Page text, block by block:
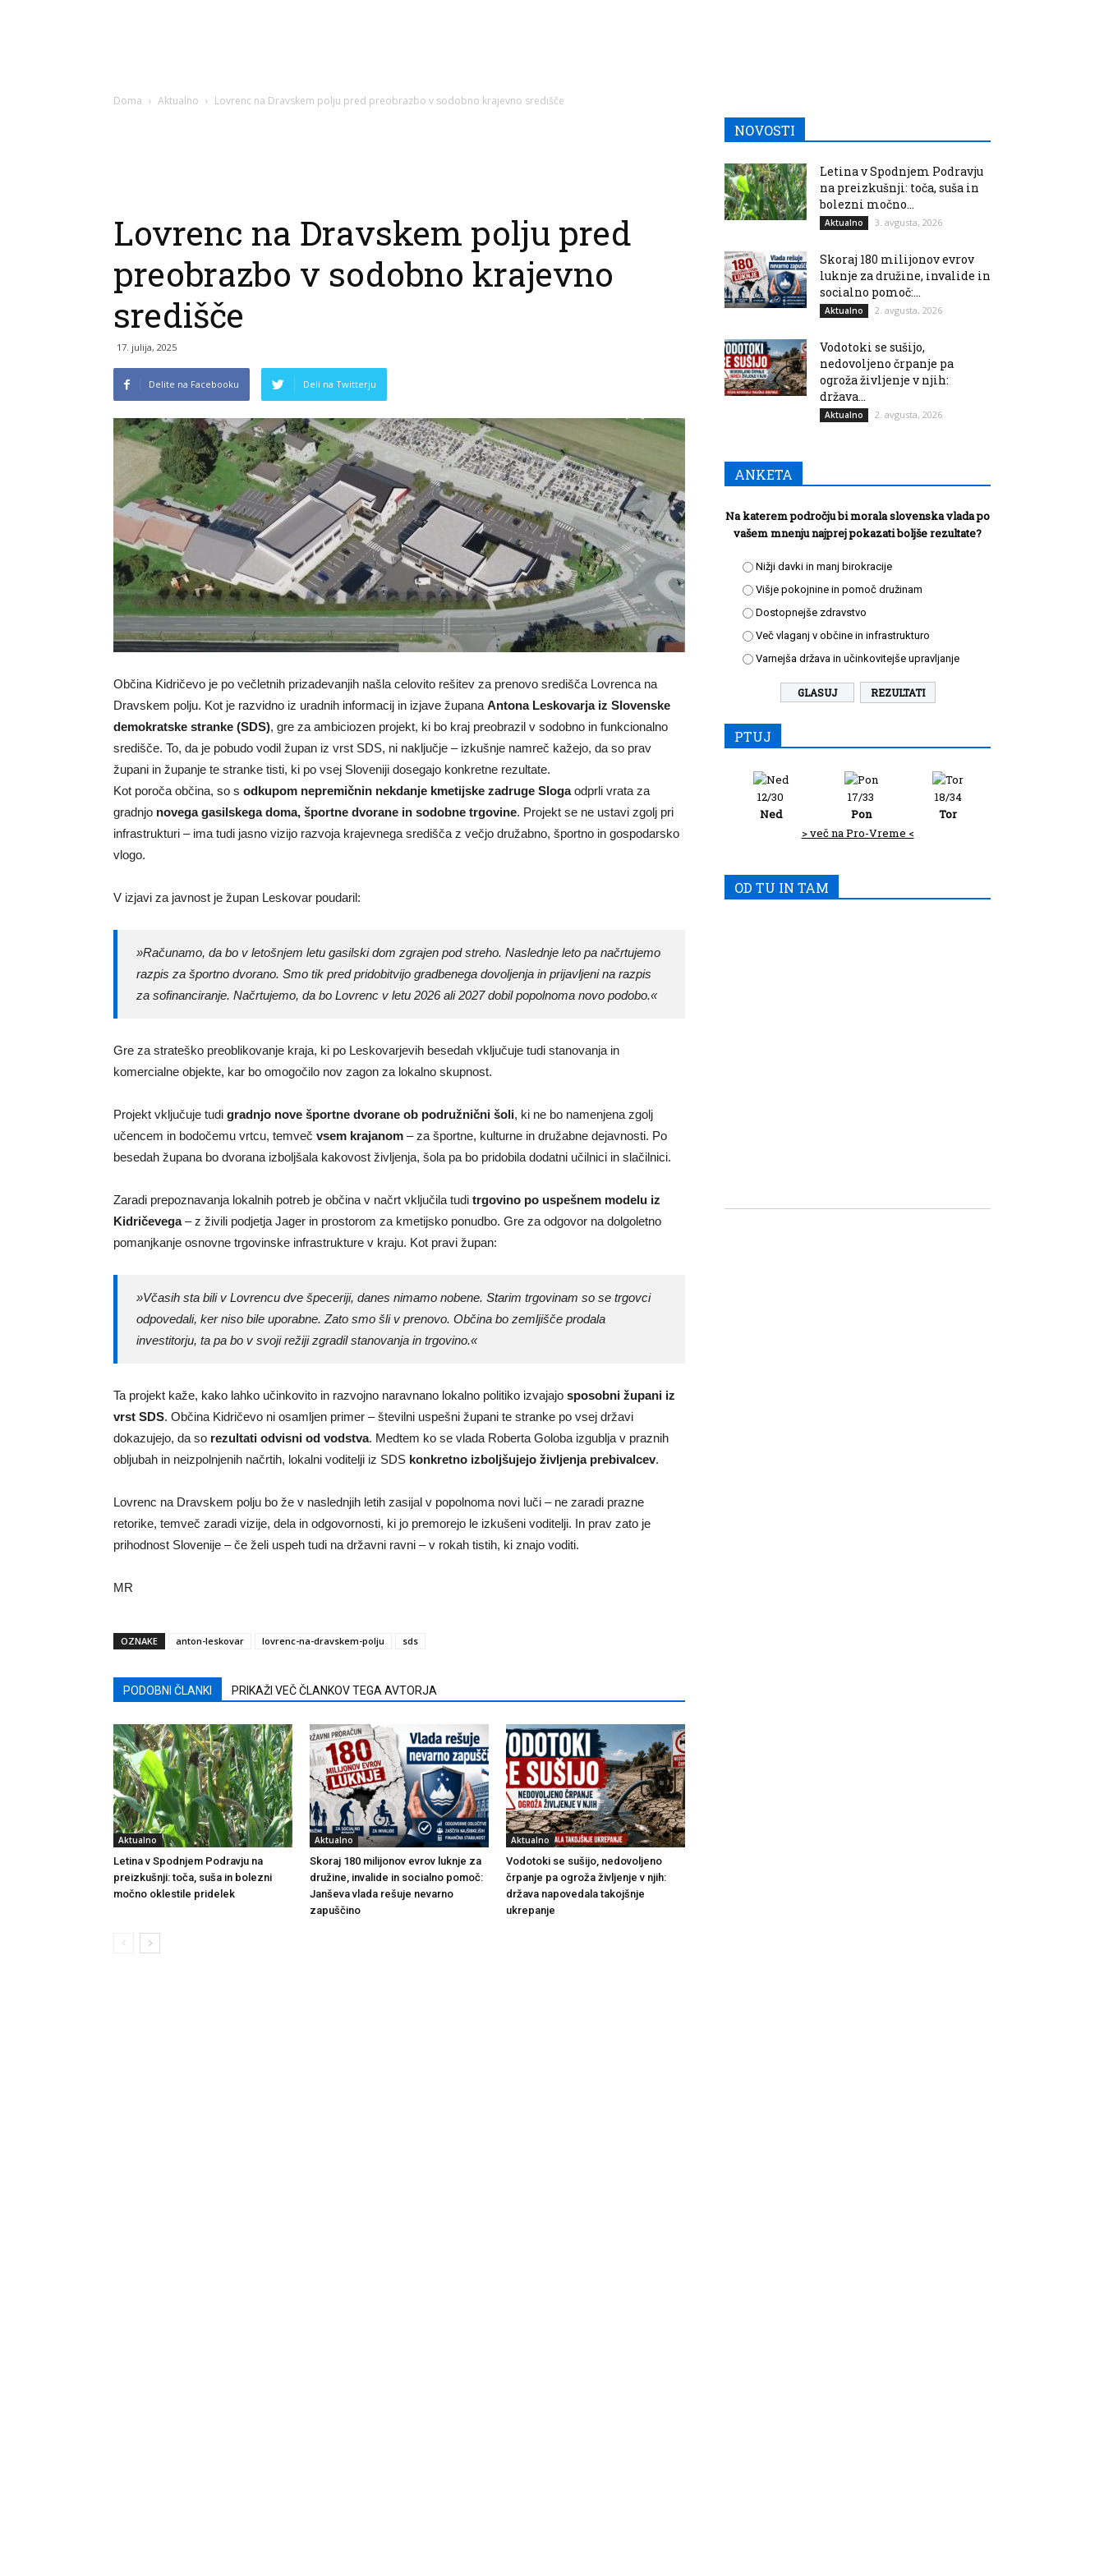
Doma Aktualno Lovrenc na Dravskem polju pred preobrazbo v sodobno krajevno središče
Lovrenc na Dravskem polju pred
preobrazbo v sodobno krajevno
središče
17. julija, 2025
Delite na Facebooku Deli na Twitterju
Občina Kidričevo je po večletnih prizadevanjih našla celovito rešitev za prenovo središča Lovrenca na
Dravskem polju. Kot je razvidno iz uradnih informacij in izjave župana Antona Leskovarja iz Slovenske
demokratske stranke (SDS), gre za ambiciozen projekt, ki bo kraj preobrazil v sodobno in funkcionalno
središče. To, da je pobudo vodil župan iz vrst SDS, ni naključje – izkušnje namreč kažejo, da so prav
župani in županje te stranke tisti, ki po vsej Sloveniji dosegajo konkretne rezultate.
Kot poroča občina, so s odkupom nepremičnin nekdanje kmetijske zadruge Slogaodprli vrata za
gradnjo novega gasilskega doma, športne dvorane in sodobne trgovine. Projekt se ne ustavi zgolj pri
infrastrukturi – ima tudi jasno vizijo razvoja krajevnega središča z večjo družabno, športno in gospodarsko
vlogo.
V izjavi za javnost je župan Leskovar poudaril:
»Računamo, da bo v letošnjem letu gasilski dom zgrajen pod streho. Naslednje leto pa načrtujemo
razpis za športno dvorano. Smo tik pred pridobitvijo gradbenega dovoljenja in prijavljeni na razpis
za sofinanciranje. Načrtujemo, da bo Lovrenc v letu 2026 ali 2027 dobil popolnoma novo podobo.«
Gre za strateško preoblikovanje kraja, ki po Leskovarjevih besedah vključuje tudi stanovanja in
komercialne objekte, kar bo omogočilo nov zagon za lokalno skupnost.
Projekt vključuje tudi gradnjo nove športne dvorane ob podružnični šoli, ki ne bo namenjena zgolj
učencem in bodočemu vrtcu, temveč vsem krajanom – za športne, kulturne in družabne dejavnosti. Po
besedah župana bo dvorana izboljšala kakovost življenja, šola pa bo pridobila dodatni učilnici in slačilnici.
Zaradi prepoznavanja lokalnih potreb je občina v načrt vključila tudi trgovino po uspešnem modelu iz
Kidričevega– z živili podjetja Jager in prostorom za kmetijsko ponudbo. Gre za odgovor na dolgoletno
pomanjkanje osnovne trgovinske infrastrukture v kraju. Kot pravi župan:
»Včasih sta bili v Lovrencu dve špeceriji, danes nimamo nobene. Starim trgovinam so se trgovci
odpovedali, ker niso bile uporabne. Zato smo šli v prenovo. Občina bo zemljišče prodala
investitorju, ta pa bo v svoji režiji zgradil stanovanja in trgovino.«
Ta projekt kaže, kako lahko učinkovito in razvojno naravnano lokalno politiko izvajajo sposobni župani iz
vrst SDS. Občina Kidričevo ni osamljen primer – številni uspešni župani te stranke po vsej državi
dokazujejo, da so rezultati odvisni od vodstva. Medtem ko se vlada Roberta Goloba izgublja v praznih
obljubah in neizpolnjenih načrtih, lokalni voditelji iz SDS konkretno izboljšujejo življenja prebivalcev.
Lovrenc na Dravskem polju bo že v naslednjih letih zasijal v popolnoma novi luči – ne zaradi prazne
retorike, temveč zaradi vizije, dela in odgovornosti, ki jo premorejo le izkušeni voditelji. In prav zato je
prihodnost Slovenije – če želi uspeh tudi na državni ravni – v rokah tistih, ki znajo voditi.
MR
OZNAKE anton-leskovar lovrenc-na-dravskem-polju sds
PODOBNI ČLANKI PRIKAŽI VEČ ČLANKOV TEGA AVTORJA
Aktualno
Letina v Spodnjem Podravju na
preizkušnji: toča, suša in bolezni
močno oklestile pridelek
Aktualno
Skoraj 180 milijonov evrov luknje za
družine, invalide in socialno pomoč:
Janševa vlada rešuje nevarno
zapuščino
Aktualno
Vodotoki se sušijo, nedovoljeno
črpanje pa ogroža življenje v njih:
država napovedala takojšnje
ukrepanje
NOVOSTI
Letina v Spodnjem Podravju
na preizkušnji: toča, suša in
bolezni močno...
Aktualno 3. avgusta, 2026
Skoraj 180 milijonov evrov
luknje za družine, invalide in
socialno pomoč:...
Aktualno 2. avgusta, 2026
Vodotoki se sušijo,
nedovoljeno črpanje pa
ogroža življenje v njih:
država...
Aktualno 2. avgusta, 2026
ANKETA
Na katerem področju bi morala slovenska vlada po
vašem mnenju najprej pokazati boljše rezultate?
Nižji davki in manj birokracije
Višje pokojnine in pomoč družinam
Dostopnejše zdravstvo
Več vlaganj v občine in infrastrukturo
Varnejša država in učinkovitejše upravljanje
REZULTATI
PTUJ
12/30
Ned
17/33
Pon
18/34
Tor
> več na Pro-Vreme <
OD TU IN TAM